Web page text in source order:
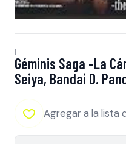
|
Géminis Saga -La
Seiya, Bandai D.
Agregar a la lista